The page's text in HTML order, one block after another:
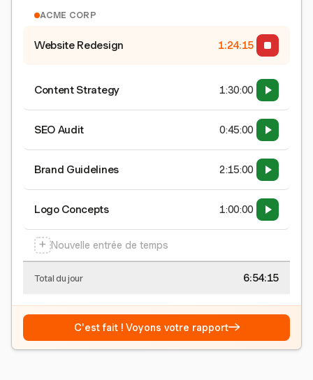
ACME CORP
Website Redesign 1:24:15
Content Strategy 1:30:00
SEO Audit 0:45:00
Brand Guidelines 2:15:00
Logo Concepts 1:00:00
+ Nouvelle entrée de temps
Total du jour 6:54:15
C'est fait ! Voyons votre rapport→